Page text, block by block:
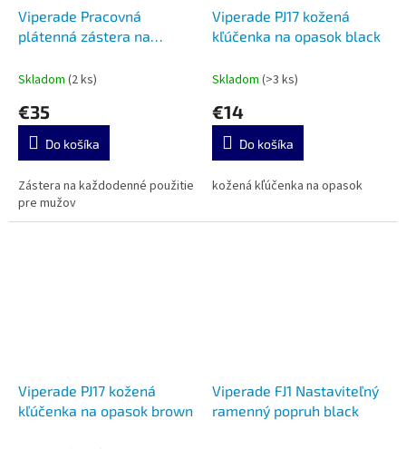
Viperade Pracovná
plátenná zástera na
Skladom (2 ks)
€35
Do košíka
Zástera na každodenné použitie
pre mužov
Viperade PJ17 kožená
kľúčenka na opasok black
Skladom (>3 ks)
€14
Do košíka
kožená kľúčenka na opasok
Viperade PJ17 kožená
kľúčenka na opasok brown
Viperade FJ1 Nastaviteľný
ramenný popruh black